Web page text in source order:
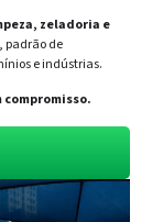
zeladoria e
padrão de
e indústrias.
compromisso.